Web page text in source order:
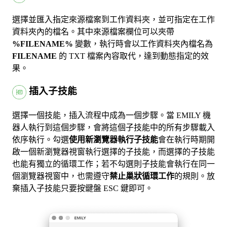
選擇並匯入指定來源檔案到工作資料夾，並可指定在工作
資料夾內的檔名。其中來源檔案欄位可以夾帶
%FILENAME% 變數，執行時會以工作資料夾內檔名為
FILENAME 的 TXT 檔案內容取代，達到動態指定的效
果。
插入子技能
選擇一個技能，插入流程中成為一個步驟。當 EMILY 機
器人執行到這個步驟，會將這個子技能中的所有步驟載入
依序執行。勾選使用新瀏覽器執行子技能會在執行時期開
啟一個新瀏覽器視窗執行選擇的子技能，而選擇的子技能
也能有獨立的循環工作；若不勾選則子技能會執行在同一
個瀏覽器視窗中，也需遵守禁止巢狀循環工作的規則。放
棄插入子技能只要按鍵盤 ESC 鍵即可。